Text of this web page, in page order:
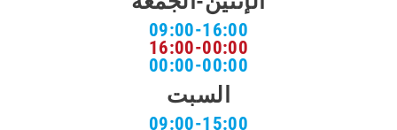
09:00-16:00
16:00-00:00
00:00-00:00
السبت
09:00-15:00